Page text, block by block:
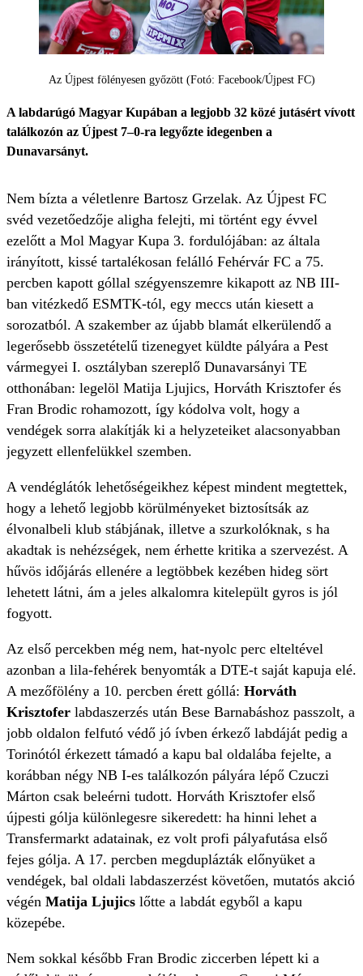
Az Újpest fölényesen győzött (Fotó: Facebook/Újpest FC)
A labdarúgó Magyar Kupában a legjobb 32 közé jutásért vívott
találkozón az Újpest 7–0-ra legyőzte idegenben a
Dunavarsányt.
Nem bízta a véletlenre Bartosz Grzelak. Az Újpest FC
svéd vezetőedzője aligha felejti, mi történt egy évvel
ezelőtt a Mol Magyar Kupa 3. fordulójában: az általa
irányított, kissé tartalékosan felálló Fehérvár FC a 75.
percben kapott góllal szégyenszemre kikapott az NB III-
ban vitézkedő ESMTK-tól, egy meccs után kiesett a
sorozatból. A szakember az újabb blamát elkerülendő a
legerősebb összetételű tizenegyet küldte pályára a Pest
vármegyei I. osztályban szereplő Dunavarsányi TE
otthonában: legelöl Matija Ljujics, Horváth Krisztofer és
Fran Brodic rohamozott, így kódolva volt, hogy a
vendégek sorra alakítják ki a helyzeteiket alacsonyabban
jegyzett ellenfelükkel szemben.
A vendéglátók lehetőségeikhez képest mindent megtettek,
hogy a lehető legjobb körülményeket biztosítsák az
élvonalbeli klub stábjának, illetve a szurkolóknak, s ha
akadtak is nehézségek, nem érhette kritika a szervezést. A
hűvös időjárás ellenére a legtöbbek kezében hideg sört
lehetett látni, ám a jeles alkalomra kitelepült gyros is jól
fogyott.
Az első percekben még nem, hat-nyolc perc elteltével
azonban a lila-fehérek benyomták a DTE-t saját kapuja elé.
A mezőfölény a 10. percben érett góllá: Horváth
Krisztofer labdaszerzés után Bese Barnabáshoz passzolt, a
jobb oldalon felfutó védő jó ívben érkező labdáját pedig a
Torinótól érkezett támadó a kapu bal oldalába fejelte, a
korábban négy NB I-es találkozón pályára lépő Czuczi
Márton csak beleérni tudott. Horváth Krisztofer első
újpesti gólja különlegesre sikeredett: ha hinni lehet a
Transfermarkt adatainak, ez volt profi pályafutása első
fejes gólja. A 17. percben megduplázták előnyüket a
vendégek, bal oldali labdaszerzést követően, mutatós akció
végén Matija Ljujics lőtte a labdát egyből a kapu
közepébe.
Nem sokkal később Fran Brodic ziccerben lépett ki a